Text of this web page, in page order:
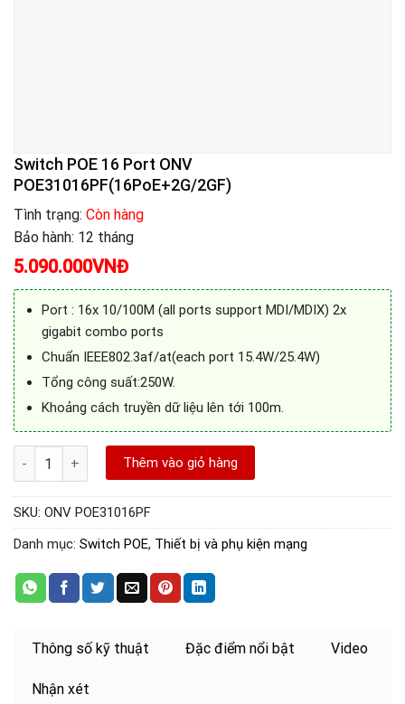
Switch POE 16 Port ONV
POE31016PF(16PoE+2G/2GF)
Tình trạng: Còn hàng
Bảo hành: 12 tháng
5.090.000VNĐ
Port : 16x 10/100M (all ports support MDI/MDIX) 2x
gigabit combo ports
Chuẩn IEEE802.3af/at(each port 15.4W/25.4W)
Tổng công suất:250W.
Khoảng cách truyền dữ liệu lên tới 100m.
Switch POE 16 Port ONV POE31016PF(16PoE+2G/2GF) số lượng
Thêm vào giỏ hàng
SKU: ONV POE31016PF
Danh mục: Switch POE, Thiết bị và phụ kiện mạng
Thông số kỹ thuật Đặc điểm nổi bật Video
Nhận xét